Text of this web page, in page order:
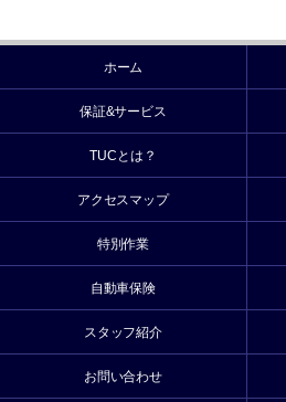
ホーム
保証&サービス
TUCとは？
アクセスマップ
特別作業
自動車保険
スタッフ紹介
お問い合わせ